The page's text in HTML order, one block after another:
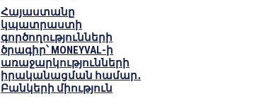
Հայաստանը
կպատրաստի
գործողությունների
ծրագիր՝ MONEYVAL-ի
առաջարկությունների
իրականացման համար․
Բանկերի միություն